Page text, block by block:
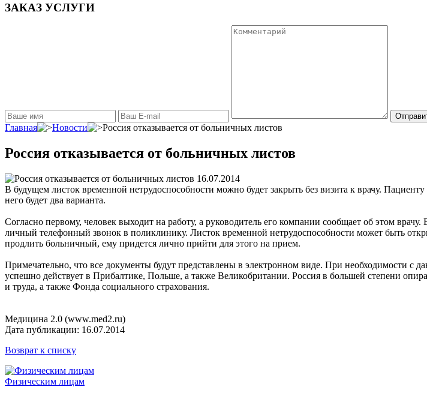
ЗАКАЗ УСЛУГИ
Главная Новости Россия отказывается от больничных листов
Россия отказывается от больничных листов
16.07.2014
В будущем листок временной нетрудоспособности можно будет закрыть без визита к врачу.
него будет два варианта.
Согласно первому, человек выходит на работу, а руководитель его компании сообщает об этом
личный телефонный звонок в поликлинику. Листок временной нетрудоспособности может быть
продлить больничный, ему придется лично прийти для этого на прием.
Примечательно, что все документы будут представлены в электронном виде. При необходимости с
успешно действует в Прибалтике, Польше, а также Великобритании. Россия в большей степени
и труда, а также Фонда социального страхования.
Медицина 2.0 (www.med2.ru)
Дата публикации: 16.07.2014
Возврат к списку
Физическим лицам